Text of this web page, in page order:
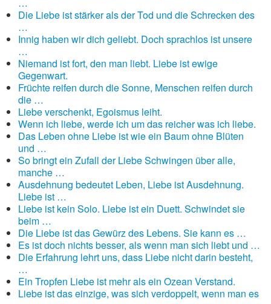
Die Liebe ist stärker als der Tod und die Schrecken des
…
Innig haben wir dich geliebt. Doch sprachlos ist unsere
…
Niemand ist fort, den man liebt. Liebe ist ewige
Gegenwart.
Früchte reifen durch die Sonne, Menschen reifen durch
die …
Liebe verschenkt, Egoismus leiht.
Wenn ich liebe, werde ich um das reicher was ich liebe.
Das Leben ohne Liebe ist wie ein Baum ohne Blüten
und …
So bringt ein Zufall der Liebe Schwingen über alle,
manche …
Ausdehnung bedeutet Leben, Liebe ist Ausdehnung.
Liebe ist …
Liebe ist kein Solo. Liebe ist ein Duett. Schwindet sie
beim …
Die Liebe ist das Gewürz des Lebens. Sie kann es …
Es ist doch nichts besser, als wenn man sich liebt und …
Die Erfahrung lehrt uns, dass Liebe nicht darin besteht,
…
Ein Tropfen Liebe ist mehr als ein Ozean Verstand.
Liebe ist das einzige, was sich verdoppelt, wenn man es